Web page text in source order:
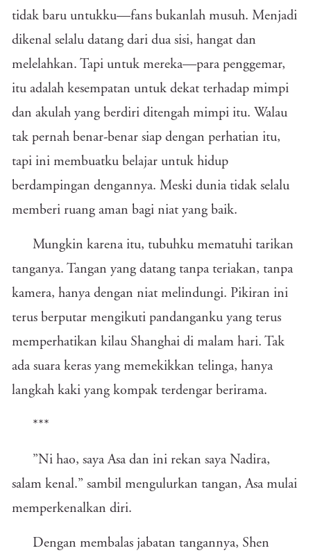
tidak baru untukku—fans bukanlah musuh. Menjadi
dikenal selalu datang dari dua sisi, hangat dan
melelahkan. Tapi untuk mereka—para penggemar,
itu adalah kesempatan untuk dekat terhadap mimpi
dan akulah yang berdiri ditengah mimpi itu. Walau
tak pernah benar-benar siap dengan perhatian itu,
tapi ini membuatku belajar untuk hidup
berdampingan dengannya. Meski dunia tidak selalu
memberi ruang aman bagi niat yang baik.
Mungkin karena itu, tubuhku mematuhi tarikan
tanganya. Tangan yang datang tanpa teriakan, tanpa
kamera, hanya dengan niat melindungi. Pikiran ini
terus berputar mengikuti pandanganku yang terus
memperhatikan kilau Shanghai di malam hari. Tak
ada suara keras yang memekikkan telinga, hanya
langkah kaki yang kompak terdengar berirama.
***
”Ni hao, saya Asa dan ini rekan saya Nadira,
salam kenal.” sambil mengulurkan tangan, Asa mulai
memperkenalkan diri.
Dengan membalas jabatan tangannya, Shen